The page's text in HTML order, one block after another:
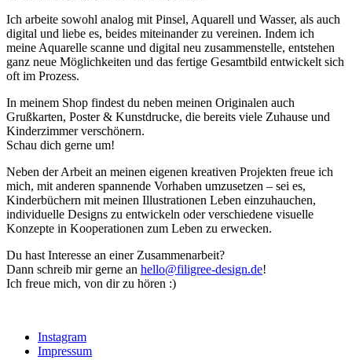
Ich arbeite sowohl analog mit Pinsel, Aquarell und Wasser, als auch
digital und liebe es, beides miteinander zu vereinen. Indem ich
meine Aquarelle scanne und digital neu zusammenstelle, entstehen
ganz neue Möglichkeiten und das fertige Gesamtbild entwickelt sich
oft im Prozess.
In meinem Shop findest du neben meinen Originalen auch
Grußkarten, Poster & Kunstdrucke, die bereits viele Zuhause und
Kinderzimmer verschönern.
Schau dich gerne um!
Neben der Arbeit an meinen eigenen kreativen Projekten freue ich
mich, mit anderen spannende Vorhaben umzusetzen – sei es,
Kinderbüchern mit meinen Illustrationen Leben einzuhauchen,
individuelle Designs zu entwickeln oder verschiedene visuelle
Konzepte in Kooperationen zum Leben zu erwecken.
Du hast Interesse an einer Zusammenarbeit?
Dann schreib mir gerne an hello@filigree-design.de!
Ich freue mich, von dir zu hören :)
Instagram
Impressum